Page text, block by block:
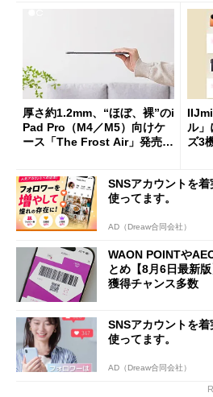
厚さ約1.2mm、“ほぼ、裸”のi
Pad Pro（M4／M5）向けケ
ース「The Frost Air」発売
ル」
ズ3
SNSアカウントを
使ってます。
AD（Dreaw合同会社）
WAON POINTや
とめ【8月6日最新
獲得チャンス多数
SNSアカウントを
使ってます。
AD（Dreaw合同会社）